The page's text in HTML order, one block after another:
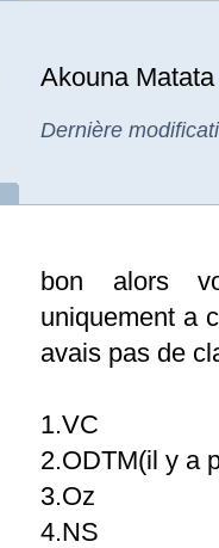
Akouna
Dernière
bon alors
uniquement a
avais pas de
1.VC
2.ODTM(il y a
3.Oz
4.NS